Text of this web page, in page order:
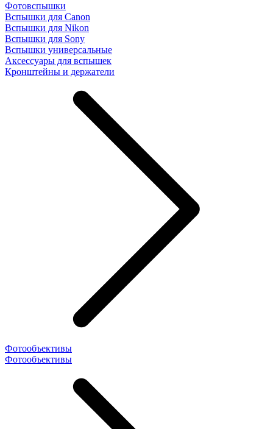
Фотовспышки
Вспышки для Canon
Вспышки для Nikon
Вспышки для Sony
Вспышки универсальные
Аксесcуары для вспышек
Кронштейны и держатели
Фотообъективы
Фотообъективы